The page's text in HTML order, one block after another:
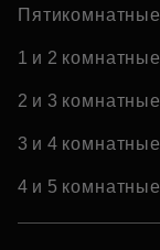
Пятикомнатные
1 и 2 комнатные
2 и 3 комнатные
3 и 4 комнатные
4 и 5 комнатные